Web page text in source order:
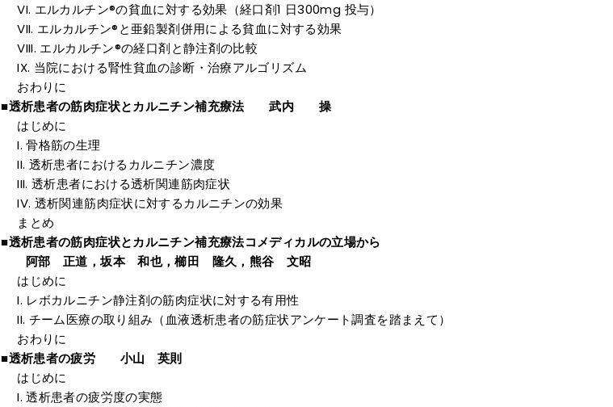
エルカルチン®の貧血に対する効果（経口剤1 日300mg 投与）
エルカルチン®と亜鉛製剤併用による貧血に対する効果
エルカルチン®の経口剤と静注剤の比較
当院における腎性貧血の診断・治療アルゴリズム
おわりに
■透析患者の筋肉症状とカルニチン補充療法 武内 操
はじめに
骨格筋の生理
透析患者におけるカルニチン濃度
透析患者における透析関連筋肉症状
透析関連筋肉症状に対するカルニチンの効果
まとめ
■透析患者の筋肉症状とカルニチン補充療法コメディカルの立場から
阿部 正道，坂本 和也，櫛田 隆久，熊谷 文昭
はじめに
レボカルニチン静注剤の筋肉症状に対する有用性
チーム医療の取り組み（血液透析患者の筋症状アンケート調査を踏まえて）
おわりに
■透析患者の疲労 小山 英則
はじめに
透析患者の疲労度の実態